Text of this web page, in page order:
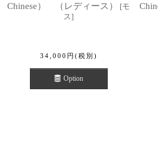
Chinese） （レディース）
[モ
ス]
34,000 円 (税別)
Option